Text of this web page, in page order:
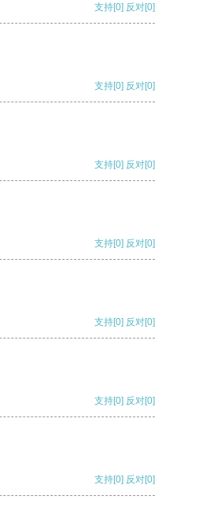
支持[0] 反对[0]
支持[0] 反对[0]
支持[0] 反对[0]
支持[0] 反对[0]
支持[0] 反对[0]
支持[0] 反对[0]
支持[0] 反对[0]